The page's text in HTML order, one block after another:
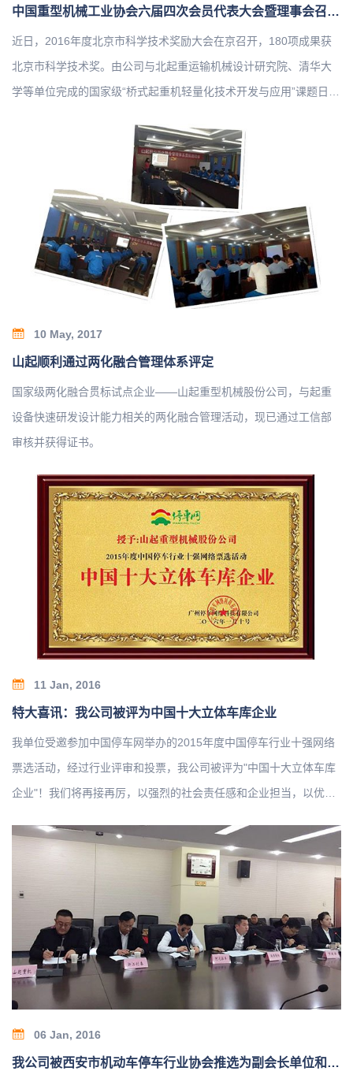
中国重型机械工业协会六届四次会员代表大会暨理事会召开1
近日，2016年度北京市科学技术奖励大会在京召开，180项成果获
北京市科学技术奖。由公司与北起重运输机械设计研究院、清华大
学等单位完成的国家级“桥式起重机轻量化技术开发与应用”课题日前
桥式起重机轻量化设计关键技术的深入研究，完成了桥式起重机轻
量化系列设计，形成了结构轻量化、能耗减量化、工艺绿色化、安
全性高的新一代桥式起重机产品。主要创新点有：提出了桥式起重
机偏轨箱型焊接焊接轨道窄高梁结构的设计理论与方法，以及柔性
铰接端梁桥架结构形式；国内首次开发了三支点静定支撑起升机构
和刚柔结合的三梁小车架、桥式起重机安全监控管理系统和远程运
行维护管理平台；首次提出起重机械能效分析评价方法并制定了相
10 May, 2017
山起顺利通过两化融合管理体系评定
国家级两化融合贯标试点企业——山起重型机械股份公司，与起重
设备快速研发设计能力相关的两化融合管理活动，现已通过工信部
审核并获得证书。
11 Jan, 2016
特大喜讯：我公司被评为中国十大立体车库企业
我单位受邀参加中国停车网举办的2015年度中国停车行业十强网络
票选活动，经过行业评审和投票，我公司被评为"中国十大立体车库
企业"！我们将再接再厉，以强烈的社会责任感和企业担当，以优质
06 Jan, 2016
我公司被西安市机动车停车行业协会推选为副会长单位和理事会理事单位！